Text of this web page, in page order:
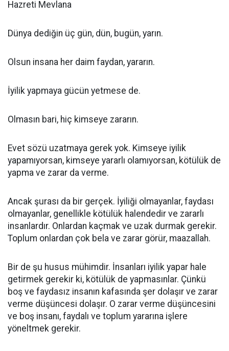
Hazreti Mevlana
Dünya dediğin üç gün, dün, bugün, yarın.
Olsun insana her daim faydan, yararın.
İyilik yapmaya gücün yetmese de.
Olmasın bari, hiç kimseye zararın.
Evet sözü uzatmaya gerek yok. Kimseye iyilik
yapamıyorsan, kimseye yararlı olamıyorsan, kötülük de
yapma ve zarar da verme.
Ancak şurası da bir gerçek. İyiliği olmayanlar, faydası
olmayanlar, genellikle kötülük halendedir ve zararlı
insanlardır. Onlardan kaçmak ve uzak durmak gerekir.
Toplum onlardan çok bela ve zarar görür, maazallah.
Bir de şu husus mühimdir. İnsanları iyilik yapar hale
getirmek gerekir ki, kötülük de yapmasınlar. Çünkü
boş ve faydasız insanın kafasında şer dolaşır ve zarar
verme düşüncesi dolaşır. O zarar verme düşüncesini
ve boş insanı, faydalı ve toplum yararına işlere
yöneltmek gerekir.